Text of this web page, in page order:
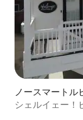
ノースマートル
シェルイェー！